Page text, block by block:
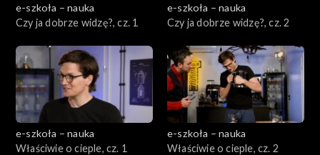
e-szkoła – nauka
Czy ja dobrze widzę?, cz. 1
e-szkoła – nauka
Czy ja dobrze widzę?, cz. 2
e-szkoła – nauka
Właściwie o cieple, cz. 1
e-szkoła – nauka
Właściwie o cieple, cz. 2